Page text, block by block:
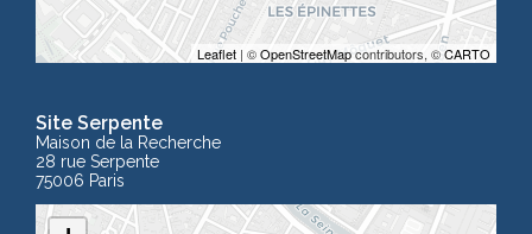
Leaflet | ©OpenStreetMapcontributors, ©CARTO
Site Serpente
Maison de la Recherche
28 rue Serpente
75006 Paris